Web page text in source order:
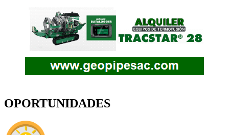
OPORTUNIDADES